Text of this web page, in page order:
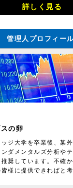
詳しく見る
管理人プロフィー
の卵
ジ大学を卒業後、某
ダメンタルズ分析や
奨しています。不確
様に提供できればと考